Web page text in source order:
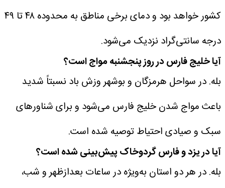
کشور خواهد بود و دمای برخی مناطق به محدوده ۴۸ تا ۴۹
درجه سانتی‌گراد نزدیک می‌شود.
آیا خلیج فارس در روز پنجشنبه مواج است؟
بله. در سواحل هرمزگان و بوشهر وزش باد نسبتاً شدید
باعث مواج شدن خلیج فارس می‌شود و برای شناورهای
سبک و صیادی احتیاط توصیه شده است.
آیا در یزد و فارس گردوخاک پیش‌بینی شده است؟
بله. در هر دو استان به‌ویژه در ساعات بعدازظهر و شب،